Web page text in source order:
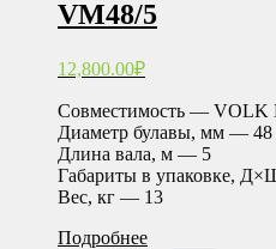
VM48/5
12,800.00₽
Совместимость — VOLK
Диаметр булавы, мм — 48
Длина вала, м — 5
Габариты в упаковке,
Вес, кг — 13
Подробнее